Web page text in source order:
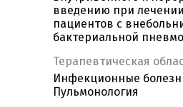
введению при
пациентов с
бактериальной
Терапевтическая
Инфекционные
Пульмонология